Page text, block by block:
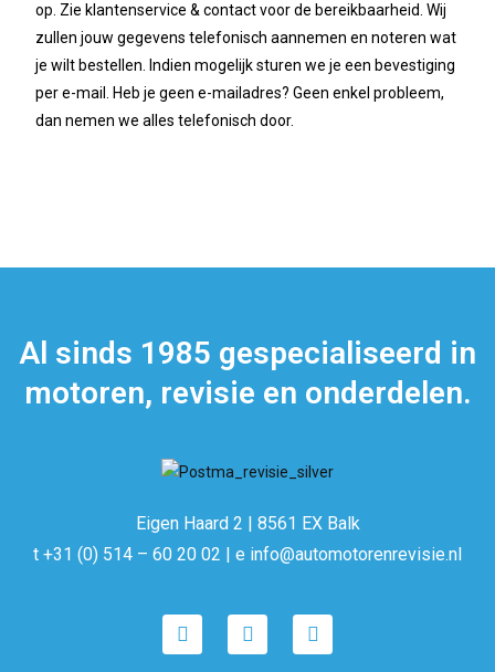
op. Zie klantenservice & contact voor de bereikbaarheid. Wij
zullen jouw gegevens telefonisch aannemen en noteren wat
je wilt bestellen. Indien mogelijk sturen we je een bevestiging
per e-mail. Heb je geen e-mailadres? Geen enkel probleem,
dan nemen we alles telefonisch door.
Al sinds 1985 gespecialiseerd in
motoren, revisie en onderdelen.
Eigen Haard 2 | 8561 EX Balk
t +31 (0) 514 – 60 20 02 | e info@automotorenrevisie.nl